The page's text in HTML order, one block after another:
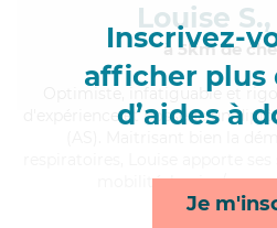
Inscrivez-
afficher plus
d’aides à
Je
Louise S.,
à 5km de
, infatiguable et
d'expérience et possède un
mobilité, lessive/